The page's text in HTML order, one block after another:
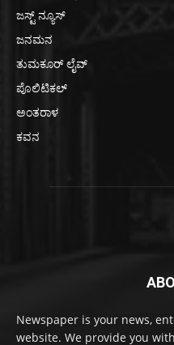
ಜಸ್ಟ್ ನ್ಯೂಸ್
ಜನಮನ
ತುಮಕೂರ್ ಲೈವ್
ಪೊಲಿಟಿಕಲ್
ಅಂತರಾಳ
ಕವನ
Newspaper is your news,
website. We provide you